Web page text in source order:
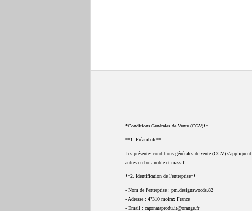
*Conditions Générales de Vente (CGV)**
**1. Préambule**
Les présentes conditions générales de vente (CGV)
autres en bois noble et massif.
**2. Identification de l'entreprise**
- Nom de l'entreprise : pm.designswoods.82
- Adresse : 47310 moirax France
- Email : caponataprodu.it@orange.fr